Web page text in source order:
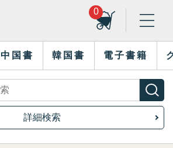
0
中国書 韓国書 電子書籍
詳細検索